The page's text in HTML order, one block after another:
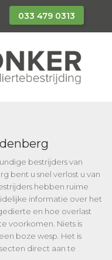
033 479 0313
bestrijders van
bent u snel verlost u van
hebben ruime
informatie over het
en hoe overlast
voorkomen. Niets is
boze wesp. Het is
direct aan te